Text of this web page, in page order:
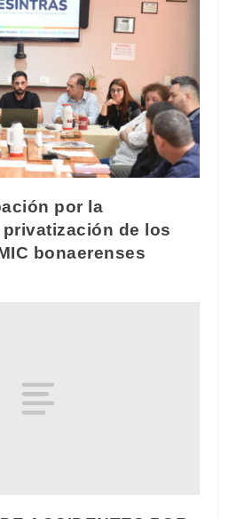
por la
de los
bonaerenses